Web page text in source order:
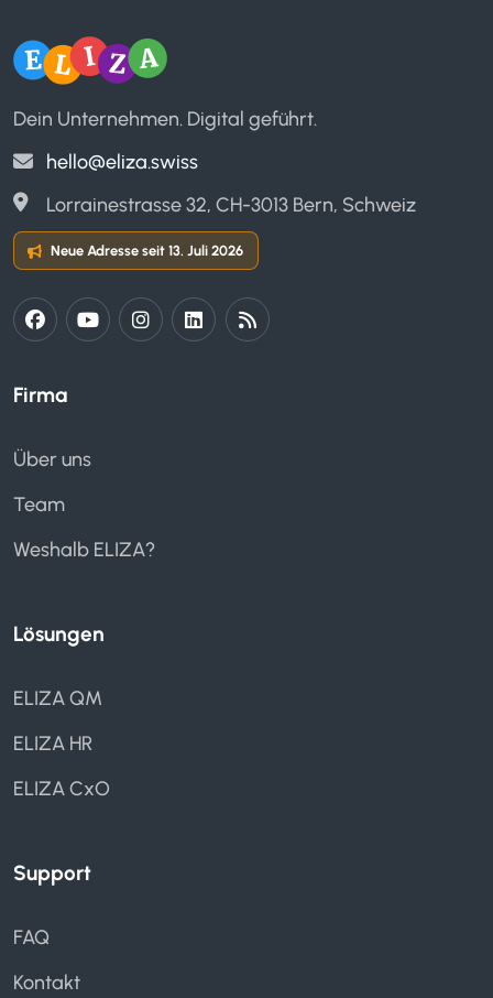
Firma
Über uns
Team
Weshalb ELIZA?
Lösungen
ELIZA QM
ELIZA HR
ELIZA CxO
Support
FAQ
Kontakt
Dein Unternehmen. Digital geführt.
hello@eliza.swiss
Lorrainestrasse 32, CH-3013 Bern, Schweiz
Neue Adresse seit 13. Juli 2026